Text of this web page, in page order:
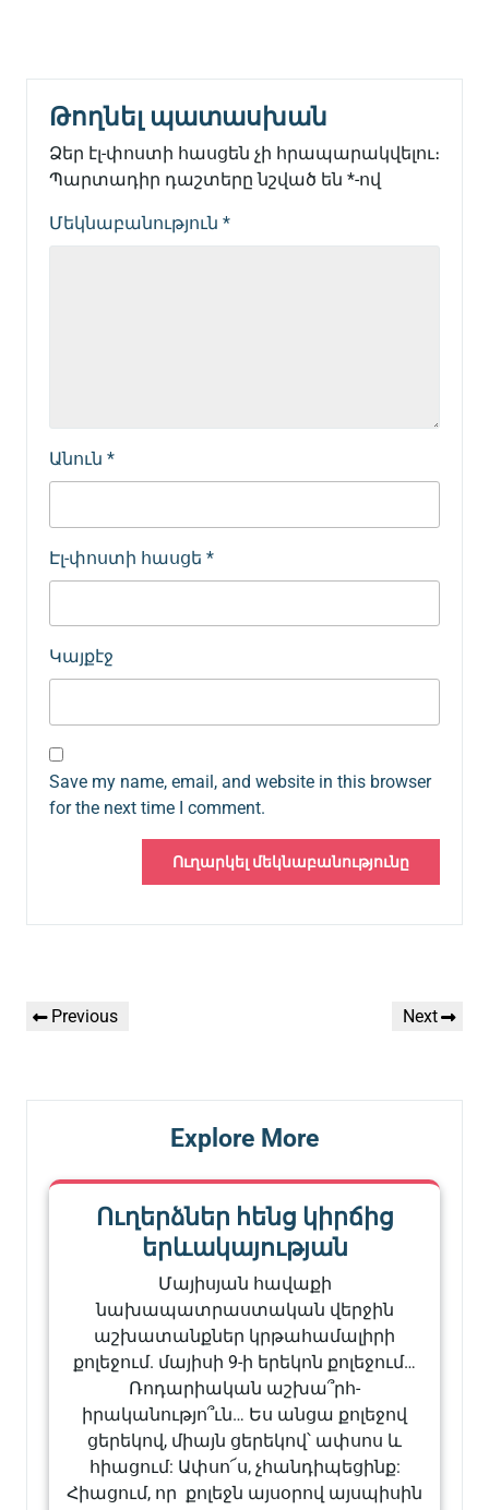
Թողնել պատասխան
Ձեր էլ-փոստի հասցեն չի հրապարակվելու։
Պարտադիր դաշտերը նշված են *-ով
Մեկնաբանություն *
Անուն *
Էլ-փոստի հասցե *
Կայքէջ
Save my name, email, and website in this browser
for the next time I comment.
նավարկումը
Previous
Previous
Next
Next
Explore More
Ուղերձներ հենց կիրճից
երևակայության
Մայիսյան հավաքի
նախապատրաստական վերջին
աշխատանքներ կրթահամալիրի
քոլեջում. մայիսի 9-ի երեկոն քոլեջում…
Ռոդարիական աշխա՞րհ-
իրականությո՞ւն… Ես անցա քոլեջով
ցերեկով, միայն ցերեկով՝ ափսոս և
հիացում: Ափսո՜ս, չհանդիպեցինք:
Հիացում, որ քոլեջն այսօրով այսպիսին